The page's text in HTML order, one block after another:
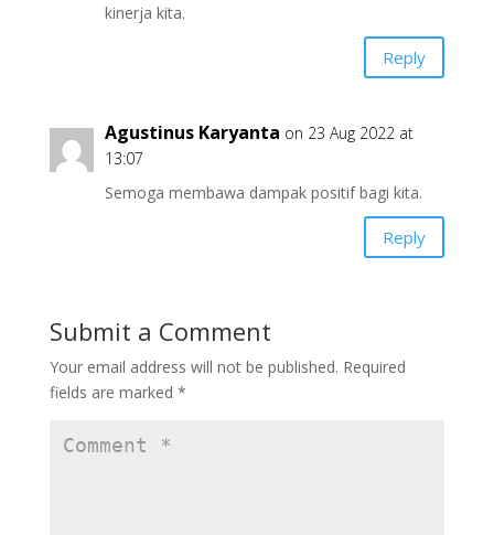
kinerja kita.
Reply
Agustinus Karyanta on 23 Aug 2022 at
13:07
Semoga membawa dampak positif bagi kita.
Reply
Submit a Comment
Your email address will not be published. Required
fields are marked *